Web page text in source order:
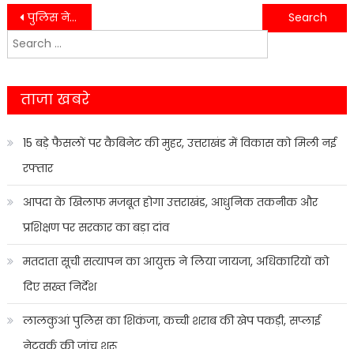
Post
navigation
पुलिस ने किया लुटेरी दुल्हन के साथ गैंग के आधा दर्जन सदस्यों को गिरफ्तार…
अंकिता भंडारी हत्या मामले को लेकर हरकत में आया शासन और प्रशासन…..
Search
for:
ताजा खबरे
15 बड़े फैसलों पर कैबिनेट की मुहर, उत्तराखंड में विकास को मिली नई
रफ्तार
आपदा के खिलाफ मजबूत होगा उत्तराखंड, आधुनिक तकनीक और
प्रशिक्षण पर सरकार का बड़ा दांव
मतदाता सूची सत्यापन का आयुक्त ने लिया जायजा, अधिकारियों को
दिए सख्त निर्देश
लालकुआं पुलिस का शिकंजा, कच्ची शराब की खेप पकड़ी, सप्लाई
नेटवर्क की जांच शुरू